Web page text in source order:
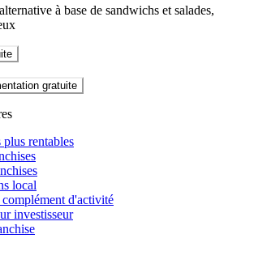
à base de sandwichs et salades,
gratuite
plus rentables
local
complément d'activité
investisseur